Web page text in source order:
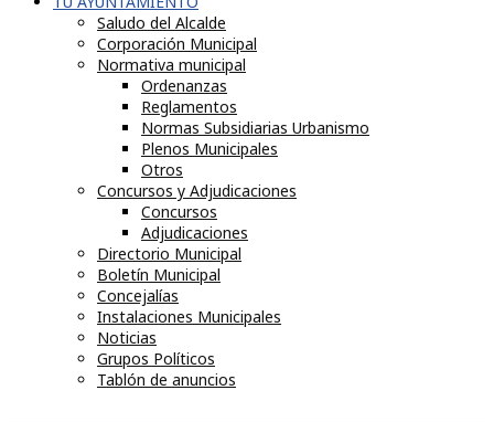
Saludo del Alcalde
Corporación Municipal
Normativa municipal
Ordenanzas
Reglamentos
Normas Subsidiarias Urbanismo
Plenos Municipales
Otros
Concursos y Adjudicaciones
Concursos
Adjudicaciones
Directorio Municipal
Boletín Municipal
Concejalías
Instalaciones Municipales
Noticias
Grupos Políticos
Tablón de anuncios